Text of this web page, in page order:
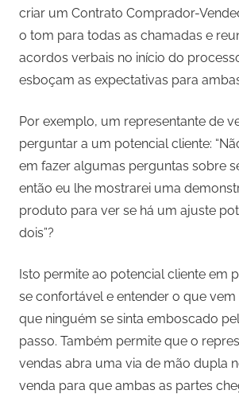
criar um Contrato Comprador-
o tom para todas as chamadas e
acordos verbais no início do
esboçam as expectativas para
Por exemplo, um representante de
perguntar a um potencial cliente:
em fazer algumas perguntas sobre
então eu lhe mostrarei uma
produto para ver se há um ajuste
dois”?
Isto permite ao potencial cliente em
se confortável e entender o que vem
que ninguém se sinta emboscado
passo. Também permite que o
vendas abra uma via de mão dupla
venda para que ambas as partes